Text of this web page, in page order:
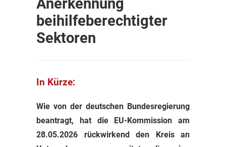
Anerkennung
beihilfeberechtigter
Sektoren
In Kürze:
Wie von der deutschen Bundesregierung
beantragt, hat die EU-Kommission am
28.05.2026 rückwirkend den Kreis an